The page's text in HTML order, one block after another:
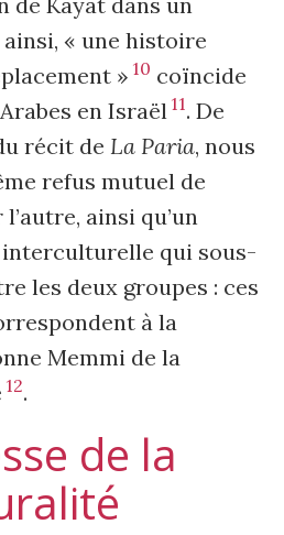
« une histoire
» 10 coïncide
en Israël11. De
récit de La Paria, nous
refus mutuel de
ainsi qu’un
qui sous-
les deux groupes : ces
à la
Memmi de la
12.
de la